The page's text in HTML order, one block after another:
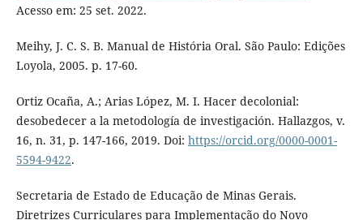
Acesso em: 25 set. 2022.
Meihy, J. C. S. B. Manual de História Oral. São Paulo: Edições
Loyola, 2005. p. 17-60.
Ortiz Ocaña, A.; Arias López, M. I. Hacer decolonial:
desobedecer a la metodología de investigación. Hallazgos, v.
16, n. 31, p. 147-166, 2019. Doi: https://orcid.org/0000-0001-
5594-9422.
Secretaria de Estado de Educação de Minas Gerais.
Diretrizes Curriculares para Implementação do Novo